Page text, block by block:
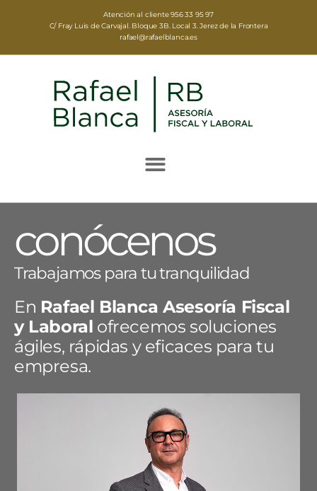
Atención al cliente956 33 95 97
C/ Fray Luis de Carvajal. Bloque 3B. Local 3. Jerez de la Frontera
rafael@rafaelblanca.es
conócenos
Trabajamos para tu tranquilidad
En Rafael Blanca Asesoría Fiscal
y Laboral ofrecemos soluciones
ágiles, rápidas y eficaces para tu
empresa.